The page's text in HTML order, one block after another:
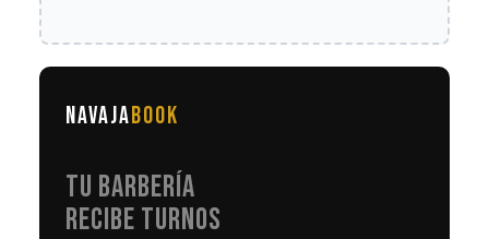
NAVAJABOOK
TU BARBERÍA
RECIBE TURNOS